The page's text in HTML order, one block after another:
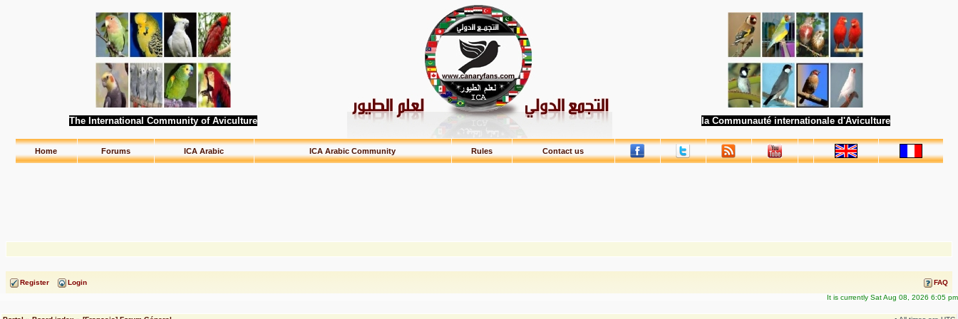
The International Community of Aviculture la Communauté internationale d'Aviculture
Home Forums ICA Arabic ICA Arabic Community Rules Contact us
Register Login
FAQ
It is currently Sat Aug 08, 2026 6:05 pm